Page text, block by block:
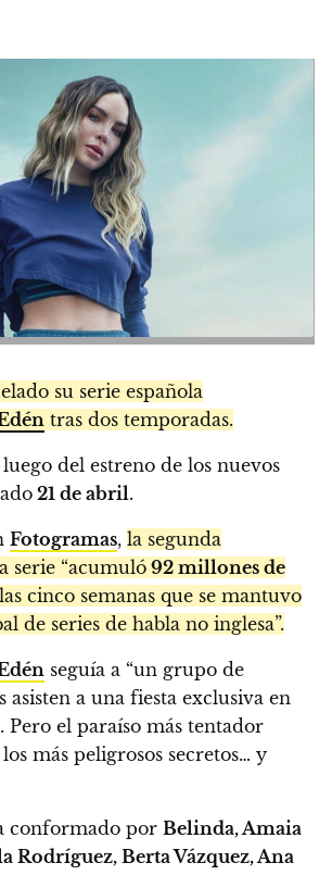
su serie española
tras dos temporadas.
del estreno de los nuevos
21 de abril.
Fotogramas, la segunda
serie “acumuló 92 millones de
cinco semanas que se mantuvo
de series de habla no inglesa”.
seguía a “un grupo de
asisten a una fiesta exclusiva en
Pero el paraíso más tentador
más peligrosos secretos… y
conformado por Belinda, Amaia
Rodríguez, Berta Vázquez, Ana